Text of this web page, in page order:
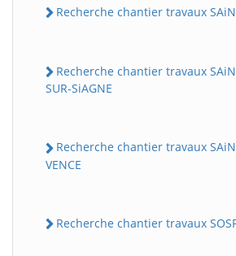
Recherche chantier travaux
Recherche chantier travaux
SUR-SiAGNE
Recherche chantier travaux
VENCE
Recherche chantier travaux